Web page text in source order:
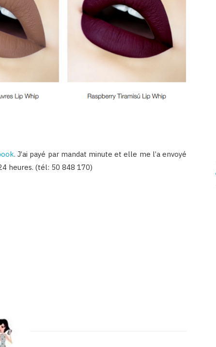
. J’ai payé par mandat minute et elle me l’a envoyé
heures. (tél: 50 848 170)